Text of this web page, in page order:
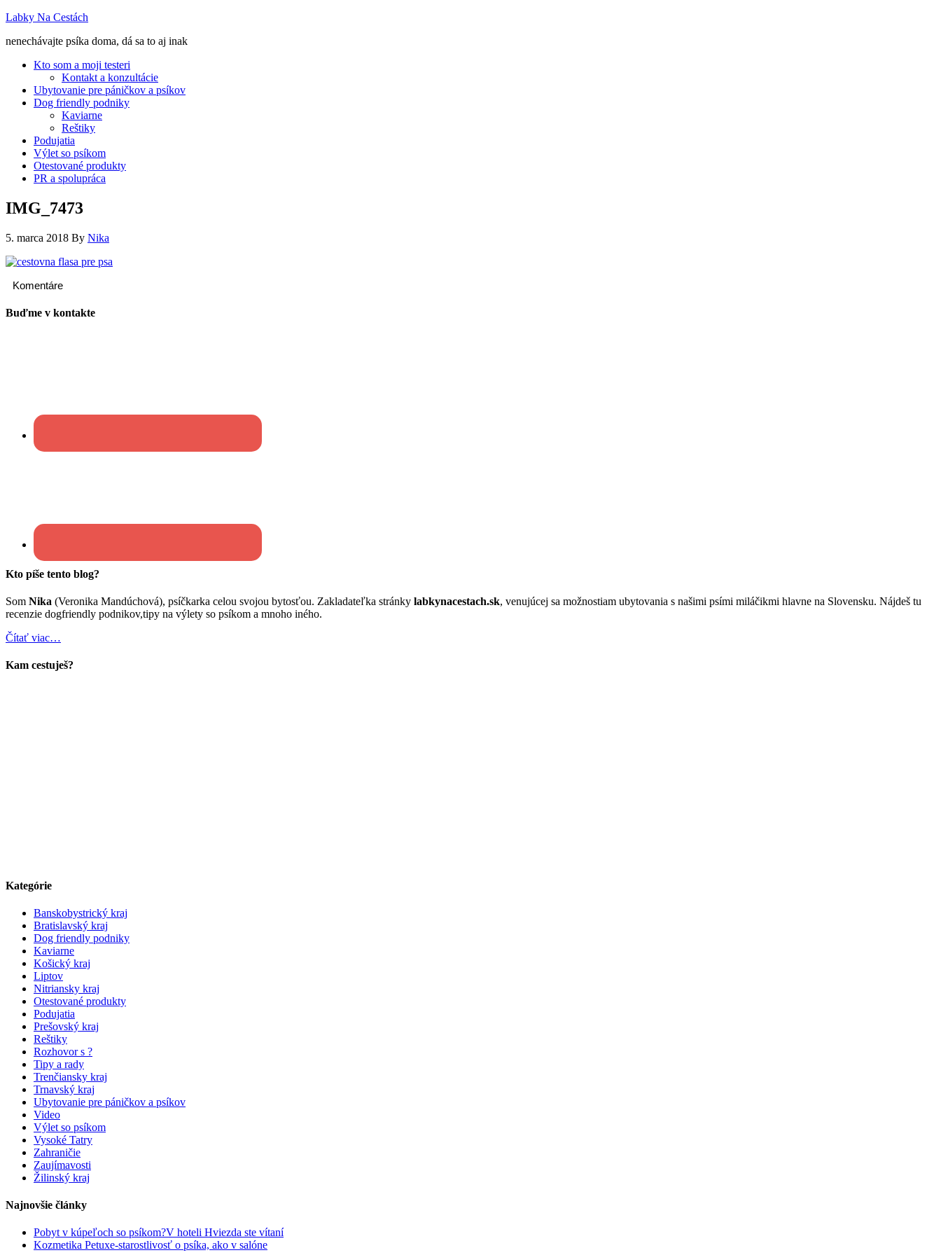
Labky Na Cestách
nenechávajte psíka doma, dá sa to aj inak
Kto som a moji testeri
Kontakt a konzultácie
Ubytovanie pre páničkov a psíkov
Dog friendly podniky
Kaviarne
Reštiky
Podujatia
Výlet so psíkom
Otestované produkty
PR a spolupráca
IMG_7473
5. marca 2018 By Nika
Komentáre
Buďme v kontakte
Kto píše tento blog?
Som Nika (Veronika Mandúchová), psíčkarka celou svojou bytosťou. Zakladateľka stránky labkynacestach.sk, venujúcej sa možnostiam ubytovania s našimi psími miláčikmi hlavne na Slovensku. Nájdeš tu
recenzie dogfriendly podnikov,tipy na výlety so psíkom a mnoho iného.
Čítať viac…
Kam cestuješ?
Kategórie
Banskobystrický kraj
Bratislavský kraj
Dog friendly podniky
Kaviarne
Košický kraj
Liptov
Nitriansky kraj
Otestované produkty
Podujatia
Prešovský kraj
Reštiky
Rozhovor s ?
Tipy a rady
Trenčiansky kraj
Trnavský kraj
Ubytovanie pre páničkov a psíkov
Video
Výlet so psíkom
Vysoké Tatry
Zahraničie
Zaujímavosti
Žilinský kraj
Najnovšie články
Pobyt v kúpeľoch so psíkom?V hoteli Hviezda ste vítaní
Kozmetika Petuxe-starostlivosť o psíka, ako v salóne